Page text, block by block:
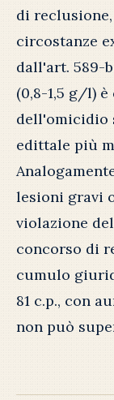
di
circostanze
dall'art. 589-
(0,8-1,5 g/l)
dell'omicidio
edittale più
lesioni gravi
violazione
concorso di
cumulo
81 c.p., con
non può